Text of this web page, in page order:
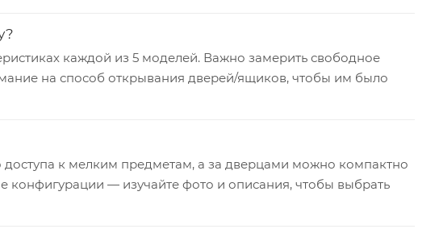
каждой из 5 моделей. Важно замерить свободное
на способ открывания дверей/ящиков, чтобы им было
к мелким предметам, а за дверцами можно компактно
конфигурации — изучайте фото и описания, чтобы выбрать